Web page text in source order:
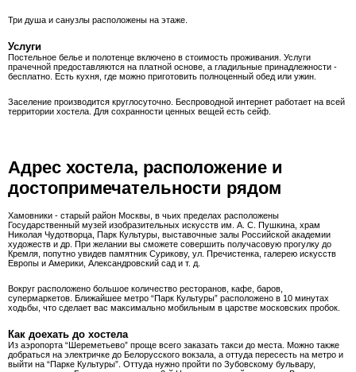
Три душа и санузлы расположены на этаже.
Услуги
Постельное белье и полотенце включено в стоимость проживания. Услуги
прачечной предоставляются на платной основе, а гладильные принадлежности -
бесплатно. Есть кухня, где можно приготовить полноценный обед или ужин.
Заселение производится круглосуточно. Беспроводной интернет работает на всей
территории хостела. Для сохранности ценных вещей есть сейф.
Адрес хостела, расположение и
достопримечательности рядом
Хамовники - старый район Москвы, в чьих пределах расположены
Государственный музей изобразительных искусств им. А. С. Пушкина, храм
Николая Чудотворца, Парк Культуры, выставочные залы Российской академии
художеств и др. При желании вы сможете совершить получасовую прогулку до
Кремля, попутно увидев памятник Сурикову, ул. Пречистенка, галерею искусств
Европы и Америки, Александровский сад и т. д.
Вокруг расположено большое количество ресторанов, кафе, баров,
супермаркетов. Ближайшее метро “Парк Культуры” расположено в 10 минутах
ходьбы, что сделает вас максимально мобильным в царстве московских пробок.
Как доехать до хостела
Из аэропорта “Шереметьево” проще всего заказать такси до места. Можно также
добраться на электричке до Белорусского вокзала, а оттуда пересесть на метро и
выйти на “Парке Культуры”. Оттуда нужно пройти по Зубовскому бульвару,